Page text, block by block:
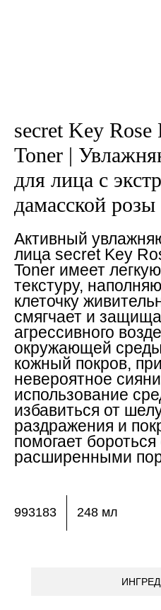
secret Key
Toner |
для лица с
дамасской
Активный
лица secret Key
Toner имеет
текстуру,
клеточку
смягчает и
агрессивного
окружающей
кожный покров,
невероятное
использование
избавиться от
раздражения и
помогает
расширенными
993183 248 мл